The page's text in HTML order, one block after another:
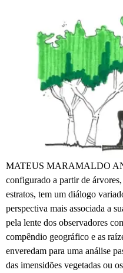
MATEUS MARAMALDO
configurado a partir de
estratos, tem um diálogo
perspectiva mais associada a
pela lente dos observadores
compêndio geográfico e as
enveredam para uma análise
das imensidões vegetadas ou